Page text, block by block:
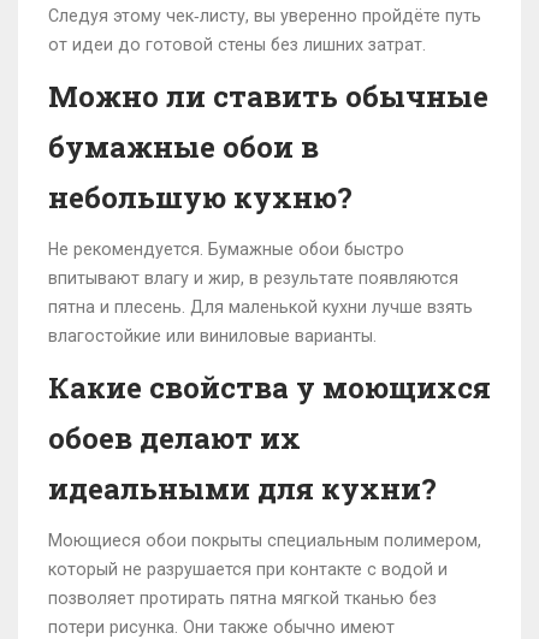
Следуя этому чек‑листу, вы уверенно пройдёте путь
от идеи до готовой стены без лишних затрат.
Можно ли ставить обычные
бумажные обои в
небольшую кухню?
Не рекомендуется. Бумажные обои быстро
впитывают влагу и жир, в результате появляются
пятна и плесень. Для маленькой кухни лучше взять
влагостойкие или виниловые варианты.
Какие свойства у моющихся
обоев делают их
идеальными для кухни?
Моющиеся обои покрыты специальным полимером,
который не разрушается при контакте с водой и
позволяет протирать пятна мягкой тканью без
потери рисунка. Они также обычно имеют